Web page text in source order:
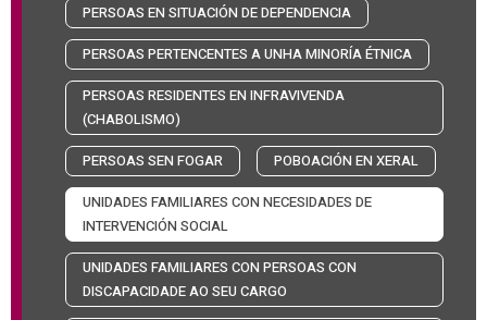
PERSOAS EN SITUACIÓN DE DEPENDENCIA
PERSOAS PERTENCENTES A UNHA MINORÍA ÉTNICA
PERSOAS RESIDENTES EN INFRAVIVENDA
(CHABOLISMO)
PERSOAS SEN FOGAR
POBOACIÓN EN XERAL
UNIDADES FAMILIARES CON NECESIDADES DE
INTERVENCIÓN SOCIAL
UNIDADES FAMILIARES CON PERSOAS CON
DISCAPACIDADE AO SEU CARGO